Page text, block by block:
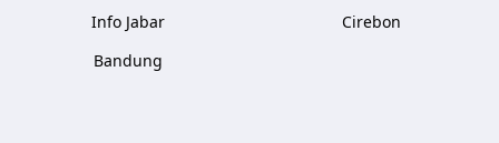
Info Jabar
Bandung
Cirebon